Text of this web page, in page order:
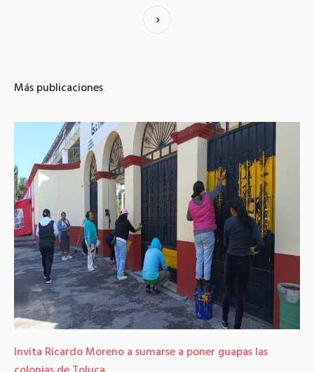
Más publicaciones
Invita Ricardo Moreno a sumarse a poner guapas las